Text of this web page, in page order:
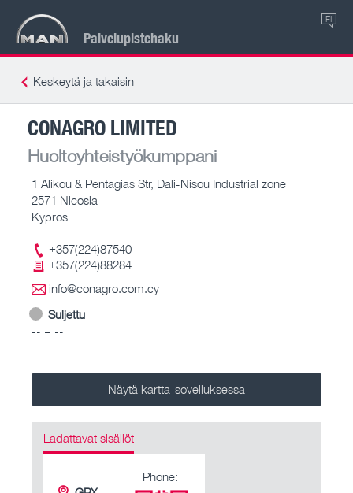
Palvelupistehaku
FI
Keskeytä ja takaisin
CONAGRO LIMITED
Huoltoyhteistyökumppani
1 Alikou & Pentagias Str, Dali-Nisou Industrial zone
2571 Nicosia
Kypros
+357(224)87540
+357(224)88284
info@conagro.com.cy
Suljettu
-- – --
Näytä kartta-sovelluksessa
Ladattavat sisällöt
Phone: